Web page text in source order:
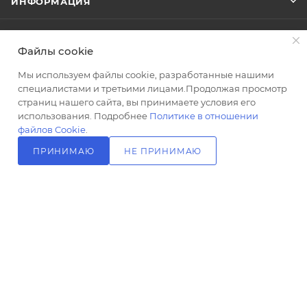
В КОРЗИНУ
товара
Опоры
Стиль
современный
Высота,
9.2
ПОДПИСАТЬСЯ НА РАССЫЛКУ
+7 (499) 703-24-24
info@l-24.ru
Файлы cookie
Мы используем файлы cookie, разработанные нашими
специалистами и третьими лицами.Продолжая просмотр
страниц нашего сайта, вы принимаете условия его
использования. Подробнее Политике в отношении
файлов Cookie
ПРИНИМАЮ НЕ ПРИНИМАЮ